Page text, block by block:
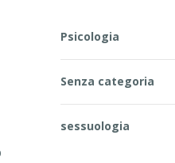
Psicologia
Senza categoria
sessuologia